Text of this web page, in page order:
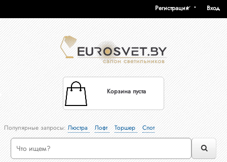
Вход
Регистрация
Корзина пуста
Популярные запросы:Люстра Лофт Торшер Спот